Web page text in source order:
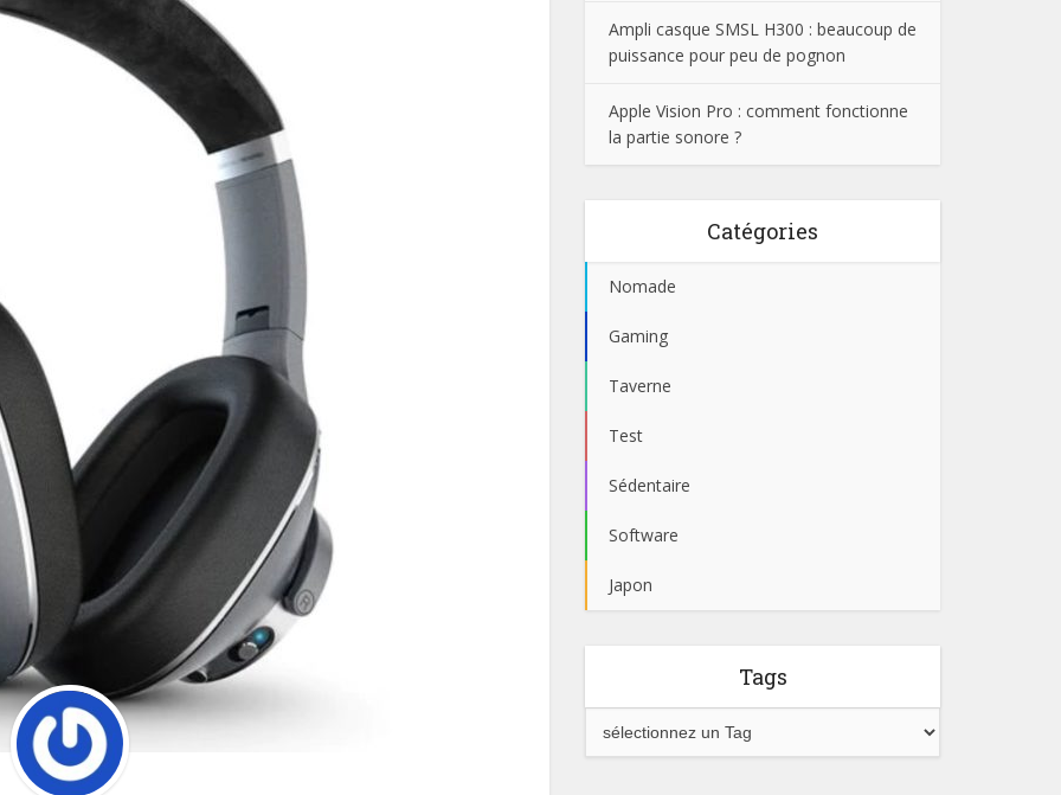
Ampli casque SMSL H300 : beaucoup de
puissance pour peu de pognon
Apple Vision Pro : comment fonctionne
la partie sonore ?
Catégories
Nomade
Gaming
Taverne
Test
Sédentaire
Software
Japon
Tags